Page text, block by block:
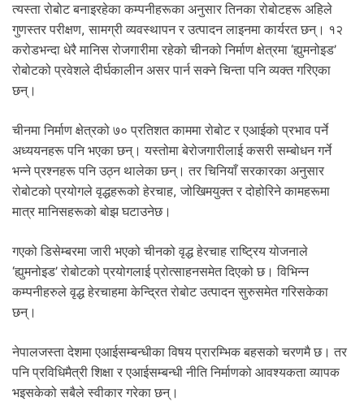
त्यस्ता रोबोट बनाइरहेका कम्पनीहरूका अनुसार तिनका रोबोटहरू अहिले
गुणस्तर परीक्षण, सामग्री व्यवस्थापन र उत्पादन लाइनमा कार्यरत छन्। १२
करोडभन्दा धेरै मानिस रोजगारीमा रहेको चीनको निर्माण क्षेत्रमा ‘ह्युमनोइड’
रोबोटको प्रवेशले दीर्घकालीन असर पार्न सक्ने चिन्ता पनि व्यक्त गरिएका
छन्।
चीनमा निर्माण क्षेत्रको ७० प्रतिशत काममा रोबोट र एआईको प्रभाव पर्ने
अध्ययनहरू पनि भएका छन्। यस्तोमा बेरोजगारीलाई कसरी सम्बोधन गर्ने
भन्ने प्रश्नहरू पनि उठ्न थालेका छन्। तर चिनियाँ सरकारका अनुसार
रोबोटको प्रयोगले वृद्धहरूको हेरचाह, जोखिमयुक्त र दोहोरिने कामहरूमा
मात्र मानिसहरूको बोझ घटाउनेछ।
गएको डिसेम्बरमा जारी भएको चीनको वृद्ध हेरचाह राष्ट्रिय योजनाले
‘ह्युमनोइड’ रोबोटको प्रयोगलाई प्रोत्साहनसमेत दिएको छ। विभिन्न
कम्पनीहरुले वृद्ध हेरचाहमा केन्द्रित रोबोट उत्पादन सुरुसमेत गरिसकेका
छन्।
नेपालजस्ता देशमा एआईसम्बन्धीका विषय प्रारम्भिक बहसको चरणमै छ। तर
पनि प्रविधिमैत्री शिक्षा र एआईसम्बन्धी नीति निर्माणको आवश्यकता व्यापक
भइसकेको सबैले स्वीकार गरेका छन्।